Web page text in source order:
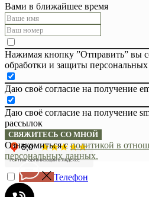
Вами в ближайшее время
Нажимая кнопку ”Отправить” вы
обработки и защиты
Даю своё согласие на получение
Даю своё согласие на получение
рассылок
СВЯЖИТЕСЬ СО МНОЙ
Ознакомиться сполитикой в
персональных данных.
Телефон